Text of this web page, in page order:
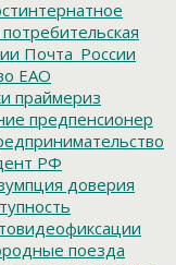
потребительская
Почта_России
ЕАО
праймериз
предпенсионер
РФ
доверия
поезда